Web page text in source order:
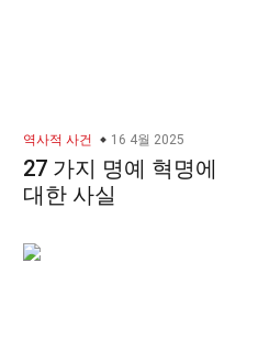
역사적 사건 16 4월 2025
27 가지 명예 혁명에
대한 사실